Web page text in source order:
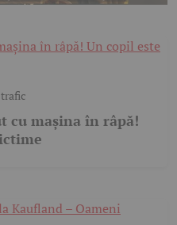
cu mașina în râpă!